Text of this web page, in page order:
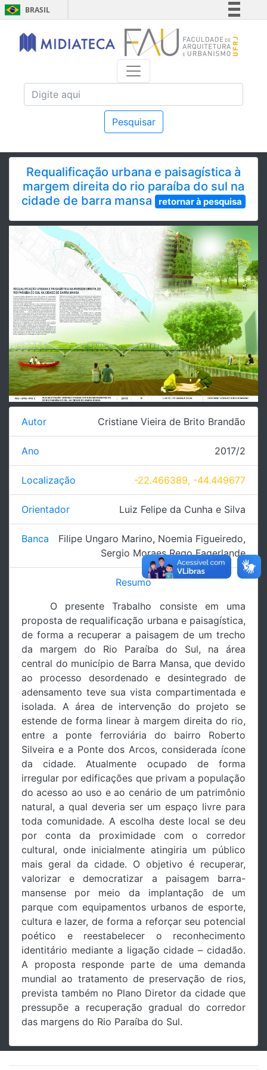
BRASIL
Simplifique!
Comunica BR
Acesso à informação
Pesquisar
Requalificação urbana e paisagística à
margem direita do rio paraíba do sul na
cidade de barra mansa
retornar à pesquisa
Autor Cristiane Vieira de Brito Brandão
Ano 2017/2
Localização -22.466389, -44.449677
Orientador Luiz Felipe da Cunha e Silva
Banca Filipe Ungaro Marino, Noemia Figueiredo,
Sergio Moraes Rego Fagerlande
Resumo
O presente Trabalho consiste em uma
proposta de requalificação urbana e paisagística,
de forma a recuperar a paisagem de um trecho
da margem do Rio Paraíba do Sul, na área
central do município de Barra Mansa, que devido
ao processo desordenado e desintegrado de
adensamento teve sua vista compartimentada e
isolada. A área de intervenção do projeto se
estende de forma linear à margem direita do rio,
entre a ponte ferroviária do bairro Roberto
Silveira e a Ponte dos Arcos, considerada ícone
da cidade. Atualmente ocupado de forma
irregular por edificações que privam a população
do acesso ao uso e ao cenário de um patrimônio
natural, a qual deveria ser um espaço livre para
toda comunidade. A escolha deste local se deu
por conta da proximidade com o corredor
cultural, onde inicialmente atingiria um público
mais geral da cidade. O objetivo é recuperar,
valorizar e democratizar a paisagem barra-
mansense por meio da implantação de um
parque com equipamentos urbanos de esporte,
cultura e lazer, de forma a reforçar seu potencial
poético e reestabelecer o reconhecimento
identitário mediante a ligação cidade – cidadão.
A proposta responde parte de uma demanda
mundial ao tratamento de preservação de rios,
prevista também no Plano Diretor da cidade que
pressupõe a recuperação gradual do corredor
das margens do Rio Paraíba do Sul.